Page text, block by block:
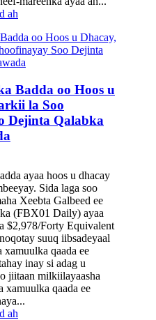
ah
Badda oo Hoos u
la Soo
Dejinta Qalabka
ayaa hoos u dhacay
Sida laga soo
Xeebta Galbeed ee
(FBX01 Daily) ayaa
$2,978/Forty Equivalent
suuq iibsadeyaal
xamuulka qaada ee
inay si adag u
jiitaan milkiilayaasha
xamuulka qaada ee
ah